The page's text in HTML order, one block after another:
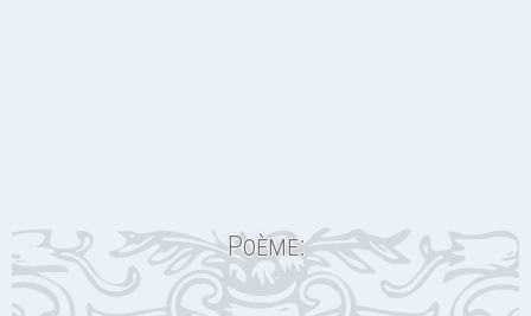
Poème: